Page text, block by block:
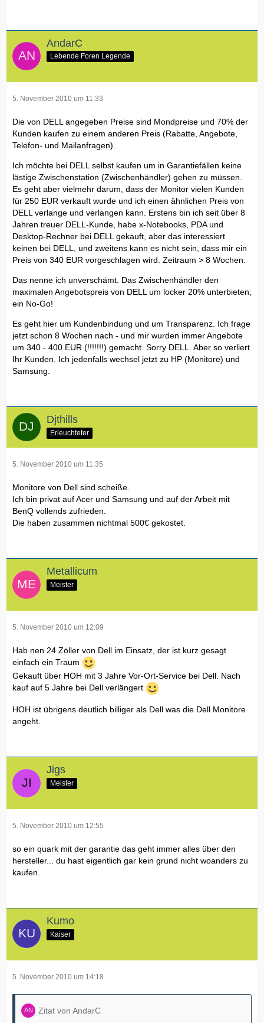
AndarC
Lebende Foren Legende
5. November 2010 um 11:33
Die von DELL angegeben Preise sind Mondpreise und 70% der
Kunden kaufen zu einem anderen Preis (Rabatte, Angebote,
Telefon- und Mailanfragen).
Ich möchte bei DELL selbst kaufen um in Garantiefällen keine
lästige Zwischenstation (Zwischenhändler) gehen zu müssen.
Es geht aber vielmehr darum, dass der Monitor vielen Kunden
für 250 EUR verkauft wurde und ich einen ähnlichen Preis von
DELL verlange und verlangen kann. Erstens bin ich seit über 8
Jahren treuer DELL-Kunde, habe x-Notebooks, PDA und
Desktop-Rechner bei DELL gekauft, aber das interessiert
keinen bei DELL, und zweitens kann es nicht sein, dass mir ein
Preis von 340 EUR vorgeschlagen wird. Zeitraum > 8 Wochen.
Das nenne ich unverschämt. Das Zwischenhändler den
maximalen Angebotspreis von DELL um locker 20% unterbieten;
ein No-Go!
Es geht hier um Kundenbindung und um Transparenz. Ich frage
jetzt schon 8 Wochen nach - und mir wurden immer Angebote
um 340 - 400 EUR (!!!!!!!) gemacht. Sorry DELL. Aber so verliert
Ihr Kunden. Ich jedenfalls wechsel jetzt zu HP (Monitore) und
Samsung.
Djthills
Erleuchteter
5. November 2010 um 11:35
Monitore von Dell sind scheiße.
Ich bin privat auf Acer und Samsung und auf der Arbeit mit
BenQ vollends zufrieden.
Die haben zusammen nichtmal 500€ gekostet.
Metallicum
Meister
5. November 2010 um 12:09
Hab nen 24 Zöller von Dell im Einsatz, der ist kurz gesagt
einfach ein Traum
Gekauft über HOH mit 3 Jahre Vor-Ort-Service bei Dell. Nach
kauf auf 5 Jahre bei Dell verlängert
HOH ist übrigens deutlich billiger als Dell was die Dell Monitore
angeht.
Jigs
Meister
5. November 2010 um 12:55
so ein quark mit der garantie das geht immer alles über den
hersteller... du hast eigentlich gar kein grund nicht woanders zu
kaufen.
Kumo
Kaiser
5. November 2010 um 14:18
Zitat von AndarC